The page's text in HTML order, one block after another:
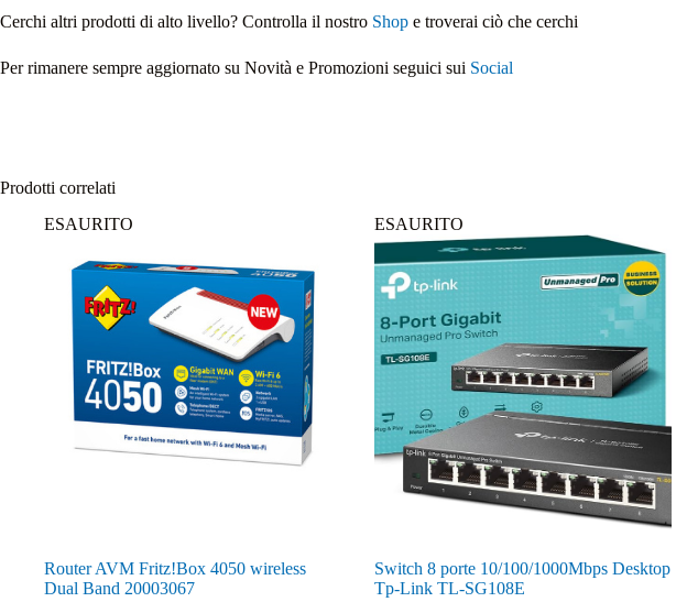
Cerchi altri prodotti di alto livello? Controlla il nostro Shop e troverai ciò che cerchi
Per rimanere sempre aggiornato su Novità e Promozioni seguici sui Social
Prodotti correlati
ESAURITO
Router AVM Fritz!Box 4050 wireless
Dual Band 20003067
ESAURITO
Switch 8 porte 10/100/1000Mbps Desktop
Tp-Link TL-SG108E